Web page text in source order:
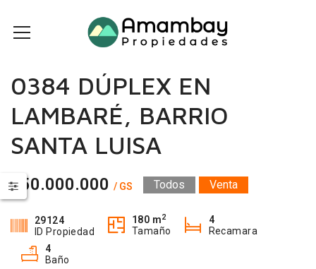
0384 DÚPLEX EN
LAMBARÉ, BARRIO
SANTA LUISA
950.000.000 / GS Todos Venta
29124
ID Propiedad
180 m2
Tamaño
4
Recamara
4
Baño